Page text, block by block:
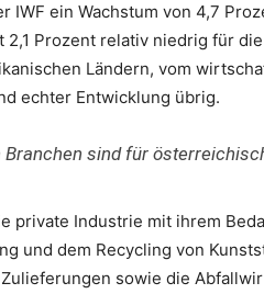
IWF ein Wachstum von 4,7
2,1 Prozent relativ niedrig für
Ländern, vom
echter Entwicklung übrig.
sind für
private Industrie mit ihrem
und dem Recycling von
sowie die